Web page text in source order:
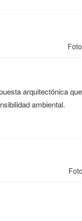
arquitectónica
ambiental.